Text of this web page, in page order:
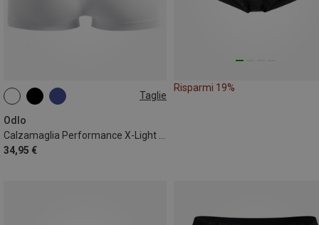
Taglie
Odlo
34,95 €
XS S M
Risparmi 19%